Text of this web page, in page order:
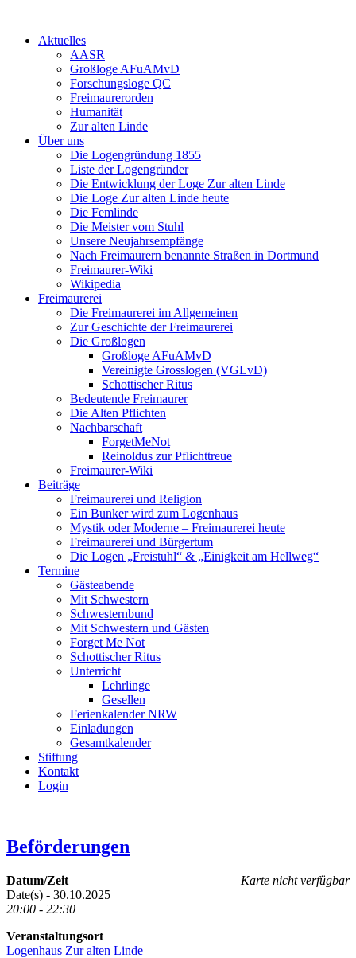
Aktuelles
AASR
Großloge AFuAMvD
Forschungsloge QC
Freimaurerorden
Humanität
Zur alten Linde
Über uns
Die Logengründung 1855
Liste der Logengründer
Die Entwicklung der Loge Zur alten Linde
Die Loge Zur alten Linde heute
Die Femlinde
Die Meister vom Stuhl
Unsere Neujahrsempfänge
Nach Freimaurern benannte Straßen in Dortmund
Freimaurer-Wiki
Wikipedia
Freimaurerei
Die Freimaurerei im Allgemeinen
Zur Geschichte der Freimaurerei
Die Großlogen
Großloge AFuAMvD
Vereinigte Grosslogen (VGLvD)
Schottischer Ritus
Bedeutende Freimaurer
Die Alten Pflichten
Nachbarschaft
ForgetMeNot
Reinoldus zur Pflichttreue
Freimaurer-Wiki
Beiträge
Freimaurerei und Religion
Ein Bunker wird zum Logenhaus
Mystik oder Moderne – Freimaurerei heute
Freimaurerei und Bürgertum
Die Logen „Freistuhl“ & „Einigkeit am Hellweg“
Termine
Gästeabende
Mit Schwestern
Schwesternbund
Mit Schwestern und Gästen
Forget Me Not
Schottischer Ritus
Unterricht
Lehrlinge
Gesellen
Ferienkalender NRW
Einladungen
Gesamtkalender
Stiftung
Kontakt
Login
Beförderungen
Karte nicht verfügbar
Datum/Zeit
Date(s) - 30.10.2025
20:00 - 22:30
Veranstaltungsort
Logenhaus Zur alten Linde